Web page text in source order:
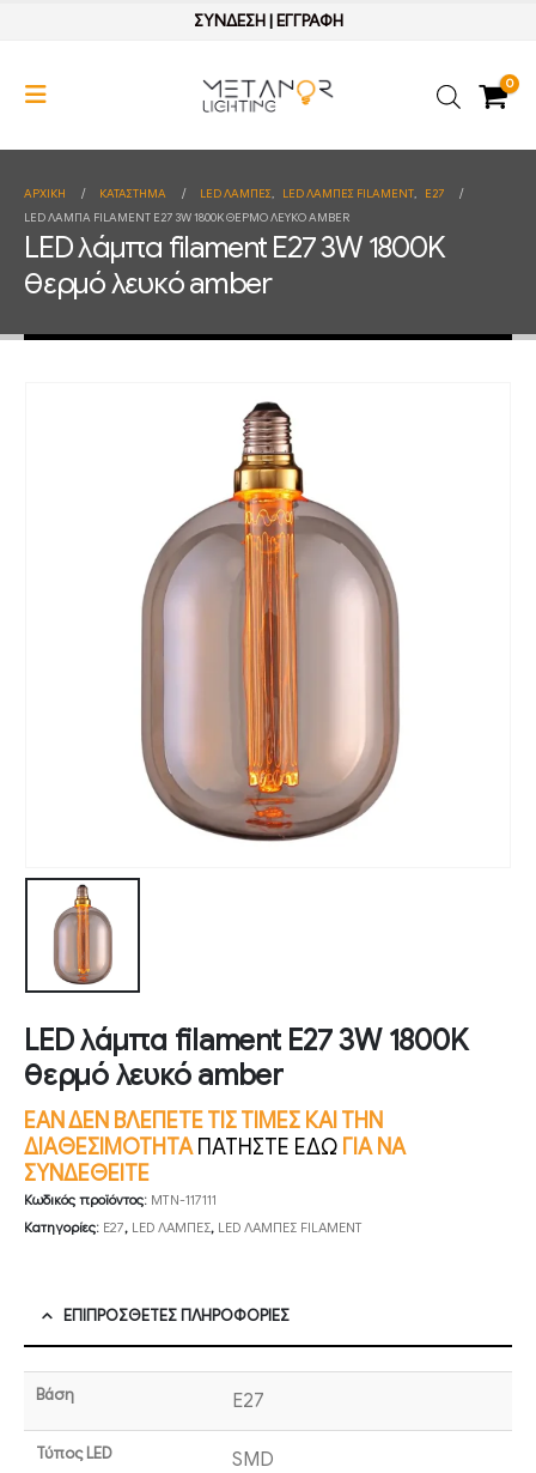
ΣΥΝΔΕΣΗ| ΕΓΓΡΑΦΗ
0
ΑΡΧΙΚΉ ΚΑΤΆΣΤΗΜΑ LED ΛΑΜΠΕΣ, LED ΛΑΜΠΕΣ FILAMENT,
E27
LED ΛΆΜΠΑ FILAMENT E27 3W 1800K ΘΕΡΜΌ ΛΕΥΚΌ AMBER
LED λάμπα filament E27 3W 1800K
θερμό λευκό amber
LED λάμπα filament E27 3W 1800K
θερμό λευκό amber
ΕΑΝ ΔΕΝ ΒΛΕΠΕΤΕ ΤΙΣ ΤΙΜΕΣ ΚΑΙ ΤΗΝ
ΔΙΑΘΕΣΙΜΟΤΗΤΑ ΠΑΤΗΣΤΕ ΕΔΩ ΓΙΑ ΝΑ
ΣΥΝΔΕΘΕΙΤΕ
Κωδικός προϊόντος: MTN-117111
Κατηγορίες: E27, LED ΛΑΜΠΕΣ, LED ΛΑΜΠΕΣ FILAMENT
ΕΠΙΠΡΌΣΘΕΤΕΣ ΠΛΗΡΟΦΟΡΊΕΣ
Βάση E27
Τύπος LED SMD